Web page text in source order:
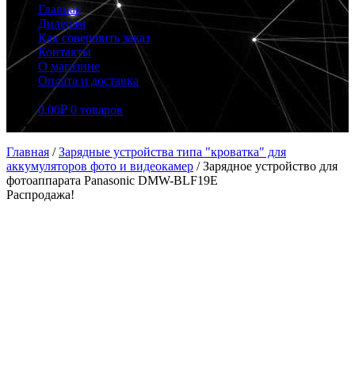
Главная
Дилерам
Как совершить заказ
Контакты
О магазине
Оплата и доставка
0.00₽ 0 товаров
Главная /Зарядные устройства типа "кроватка" для
аккумуляторов фото и видеокамер /Зарядное устройство для
фотоаппарата Panasonic DMW-BLF19E
Распродажа!